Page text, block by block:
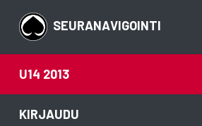
SEURANAVIGOINTI
U14 2013
KIRJAUDU